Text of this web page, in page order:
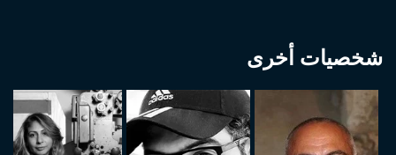
شخصيات أخرى